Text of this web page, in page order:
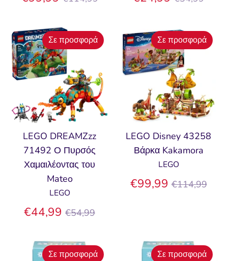
LEGO DREAMZzz
71492 Ο Πυρσός
Χαμαιλέοντας του
Mateo
LEGO
€44,99 Κανονική
€54,99
Σε προσφορά
LEGO Disney 43258
Βάρκα Kakamora
LEGO
€99,99 Κανονική
€114,99
Σε προσφορά
Σε προσφορά Σε προσφορά